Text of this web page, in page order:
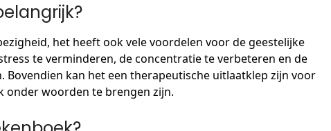
het heeft ook vele voordelen voor de geestelijke
te verminderen, de concentratie te verbeteren en de
kan het een therapeutische uitlaatklep zijn voor
onder woorden te brengen zijn.